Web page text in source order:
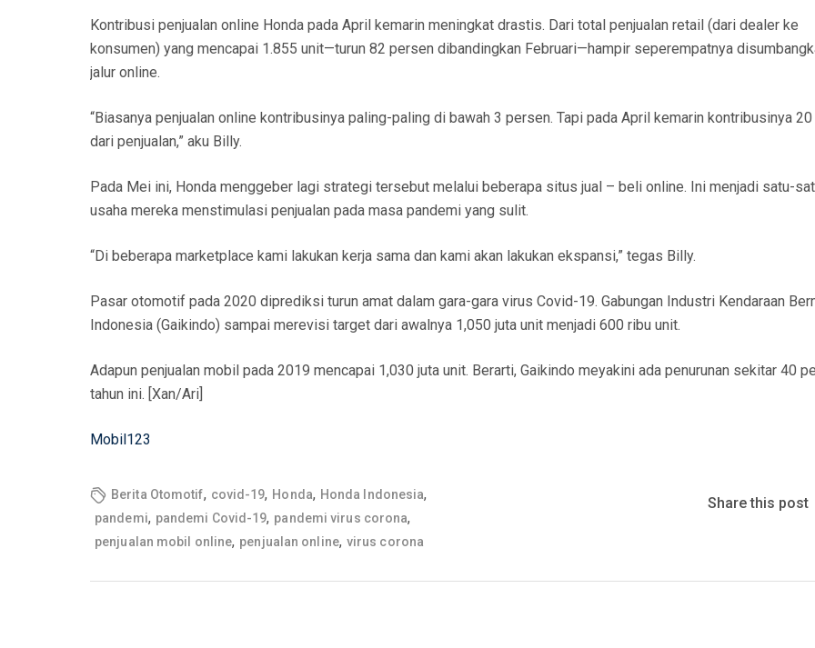
Kontribusi penjualan online Honda pada April kemarin meningkat drastis. Dari total penjualan retail (dari dealer ke
konsumen) yang mencapai 1.855 unit—turun 82 persen dibandingkan Februari—hampir seperempatnya
jalur online.
“Biasanya penjualan online kontribusinya paling-paling di bawah 3 persen. Tapi pada April kemarin kontribusinya
dari penjualan,” aku Billy.
Pada Mei ini, Honda menggeber lagi strategi tersebut melalui beberapa situs jual – beli online. Ini menjadi satu-
usaha mereka menstimulasi penjualan pada masa pandemi yang sulit.
“Di beberapa marketplace kami lakukan kerja sama dan kami akan lakukan ekspansi,” tegas Billy.
Pasar otomotif pada 2020 diprediksi turun amat dalam gara-gara virus Covid-19. Gabungan Industri Kendaraan
Indonesia (Gaikindo) sampai merevisi target dari awalnya 1,050 juta unit menjadi 600 ribu unit.
Adapun penjualan mobil pada 2019 mencapai 1,030 juta unit. Berarti, Gaikindo meyakini ada penurunan sekitar 40
tahun ini. [Xan/Ari]
Mobil123
Berita Otomotif, covid-19, Honda, Honda Indonesia,
pandemi, pandemi Covid-19, pandemi virus corona,
penjualan mobil online, penjualan online, virus corona
Share this post